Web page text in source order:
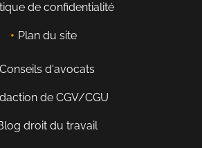
de confidentialité
Plan du site
Conseils d'avocats
de CGV/CGU
droit du travail